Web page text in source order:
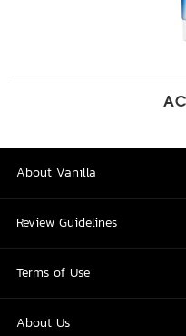
About Vanilla
Review Guidelines
Terms of Use
About Us